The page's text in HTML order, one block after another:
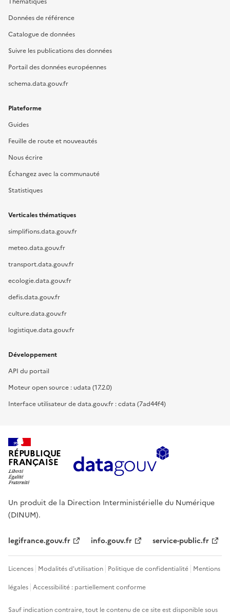
Données de référence
Catalogue de données
Suivre les publications des données
Portail des données européennes
schema.data.gouv.fr
Plateforme
Guides
Feuille de route et nouveautés
Nous écrire
Échangez avec la communauté
Statistiques
Verticales thématiques
simplifions.data.gouv.fr
meteo.data.gouv.fr
transport.data.gouv.fr
ecologie.data.gouv.fr
defis.data.gouv.fr
culture.data.gouv.fr
logistique.data.gouv.fr
Développement
API du portail
Moteur open source : udata (17.2.0)
Interface utilisateur de data.gouv.fr : cdata (7ad44f4)
RÉPUBLIQUE
FRANÇAISE
Un produit de la Direction Interministérielle du Numérique
(DINUM).
legifrance.gouv.fr info.gouv.fr service-public.fr
Licences Modalités d'utilisation Politique de confidentialité Mentions
légales Accessibilité : partiellement conforme
Sauf indication contraire, tout le contenu de ce site est disponible sous